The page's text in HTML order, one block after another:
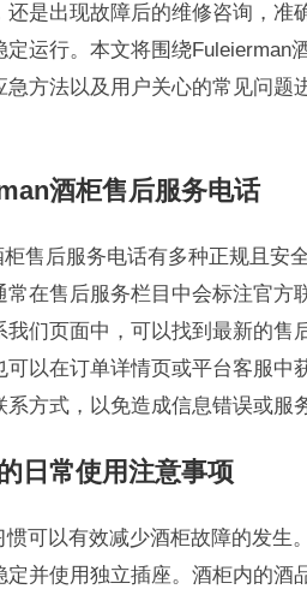
是出现故障后的维修咨询，准
运行。本文将围绕Fuleierman
急方法以及用户关心的常见问
酒柜售后服务电话
售后服务电话有多种正规且安
在售后服务栏目中会标注官方
我们页面中，可以找到最新的售
以在订单详情页或平台客服中
方式，以免造成信息错误或服
日常使用注意事项
惯可以有效减少酒柜故障的发生
定并使用独立插座。酒柜内的酒